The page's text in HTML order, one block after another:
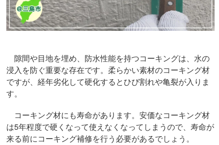
隙間や目地を埋め、防水性能を持つコーキングは、水の
浸入を防ぐ重要な存在です。柔らかい素材のコーキング材
ですが、経年劣化して硬化するとひび割れや亀裂が入りま
す。
コーキング材にも寿命があります。安価なコーキング材
は5年程度で硬くなって使えなくなってしまうので、寿命が
来る前にコーキング補修を行う必要があるでしょう。